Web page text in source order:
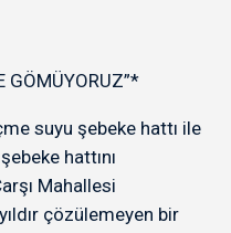
GÖMÜYORUZ”*
suyu şebeke hattı ile
hattını
Mahallesi
çözülemeyen bir